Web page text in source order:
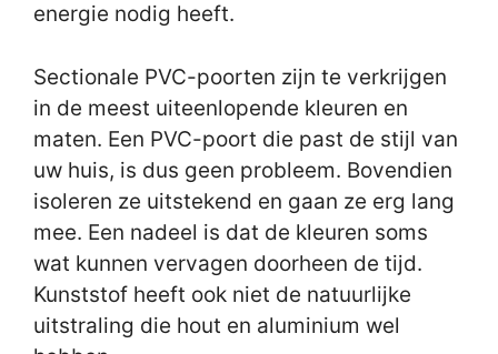
energie nodig heeft.
Sectionale PVC-poorten zijn te verkrijgen
in de meest uiteenlopende kleuren en
maten. Een PVC-poort die past de stijl van
uw huis, is dus geen probleem. Bovendien
isoleren ze uitstekend en gaan ze erg lang
mee. Een nadeel is dat de kleuren soms
wat kunnen vervagen doorheen de tijd.
Kunststof heeft ook niet de natuurlijke
uitstraling die hout en aluminium wel